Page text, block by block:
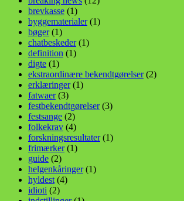
brevkasse (1)
byggematerialer(1)
bøger(1)
chatbeskeder(1)
definition (1)
digte (1)
ekstraordinære bekendtgørelser(2)
erklæringer(1)
fatwaer(3)
festbekendtgørelser(3)
festsange (2)
folkekrav (4)
forskningsresultater(1)
frimærker(1)
guide (2)
helgenkåringer(1)
hyldest (4)
idioti (2)